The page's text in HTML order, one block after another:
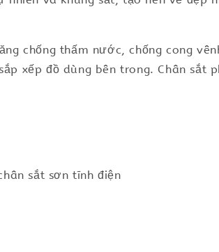
chống thấm nước, chống cong
xếp đồ dùng bên trong. Chân sắt
sắt sơn tĩnh điện